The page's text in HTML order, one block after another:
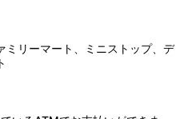
ミリーマート、ミニストップ、デ